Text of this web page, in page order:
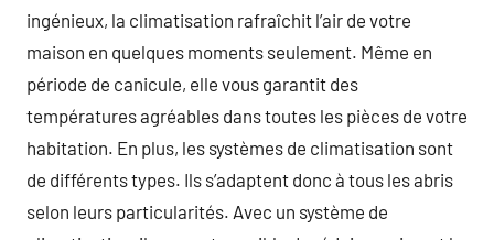
ingénieux, la climatisation rafraîchit l’air de votre
maison en quelques moments seulement. Même en
période de canicule, elle vous garantit des
températures agréables dans toutes les pièces de votre
habitation. En plus, les systèmes de climatisation sont
de différents types. Ils s’adaptent donc à tous les abris
selon leurs particularités. Avec un système de